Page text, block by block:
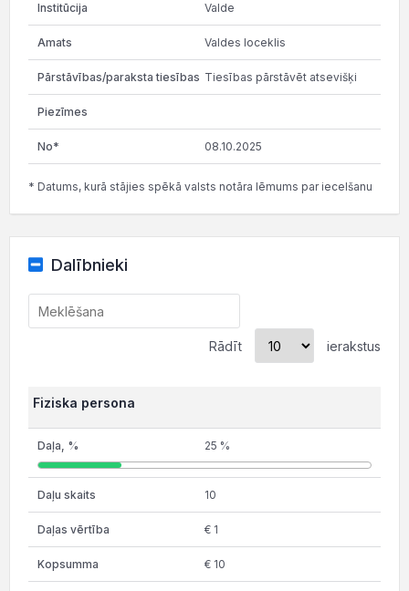
Valde
Valdes loceklis
Tiesības pārstāvēt atsevišķi
08.10.2025
* Datums, kurā stājies spēkā valsts notāra lēmums par iecelšanu
Dalībnieki
Rādīt ierakstus
Fiziska persona
25 %
10
€ 1
€ 10